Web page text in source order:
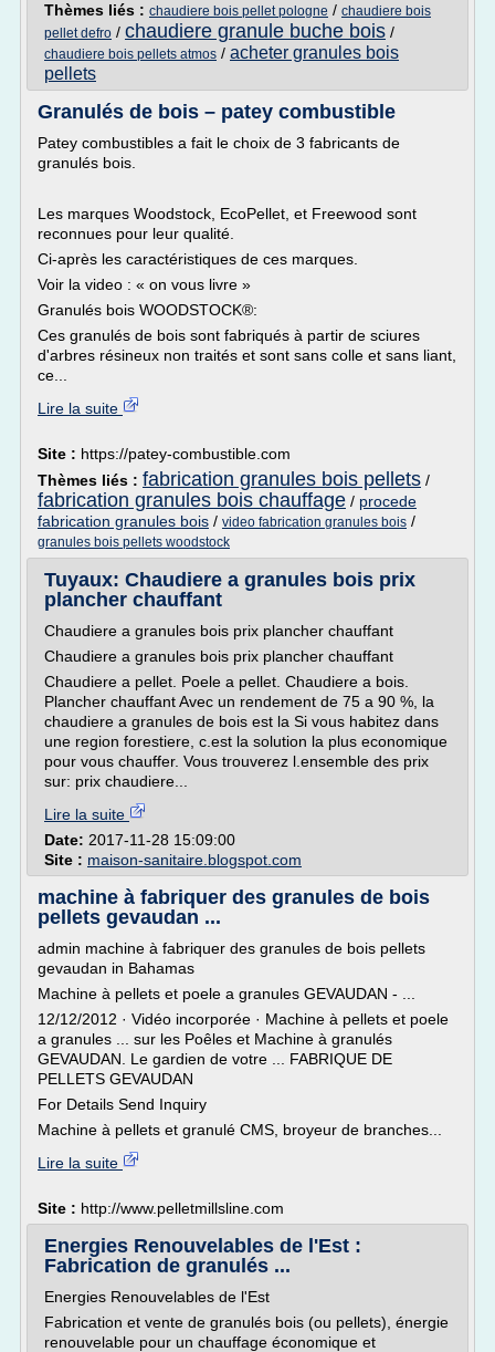
Thèmes liés : chaudiere bois pellet pologne / chaudiere bois
pellet defro / chaudiere granule buche bois /
chaudiere bois pellets atmos / acheter granules bois
pellets
Granulés de bois – patey combustible
Patey combustibles a fait le choix de 3 fabricants de
granulés bois.
Les marques Woodstock, EcoPellet, et Freewood sont
reconnues pour leur qualité.
Ci-après les caractéristiques de ces marques.
Voir la video : « on vous livre »
Granulés bois WOODSTOCK®:
Ces granulés de bois sont fabriqués à partir de sciures
d'arbres résineux non traités et sont sans colle et sans liant,
ce...
Lire la suite
Site : https://patey-combustible.com
Thèmes liés : fabrication granules bois pellets /
fabrication granules bois chauffage / procede
fabrication granules bois / video fabrication granules bois /
granules bois pellets woodstock
Tuyaux: Chaudiere a granules bois prix
plancher chauffant
Chaudiere a granules bois prix plancher chauffant
Chaudiere a granules bois prix plancher chauffant
Chaudiere a pellet. Poele a pellet. Chaudiere a bois.
Plancher chauffant Avec un rendement de 75 a 90 %, la
chaudiere a granules de bois est la Si vous habitez dans
une region forestiere, c.est la solution la plus economique
pour vous chauffer. Vous trouverez l.ensemble des prix
sur: prix chaudiere...
Lire la suite
Date: 2017-11-28 15:09:00
Site : maison-sanitaire.blogspot.com
machine à fabriquer des granules de bois
pellets gevaudan ...
admin machine à fabriquer des granules de bois pellets
gevaudan in Bahamas
Machine à pellets et poele a granules GEVAUDAN - ...
12/12/2012 · Vidéo incorporée · Machine à pellets et poele
a granules ... sur les Poêles et Machine à granulés
GEVAUDAN. Le gardien de votre ... FABRIQUE DE
PELLETS GEVAUDAN
For Details Send Inquiry
Machine à pellets et granulé CMS, broyeur de branches...
Lire la suite
Site : http://www.pelletmillsline.com
Energies Renouvelables de l'Est :
Fabrication de granulés ...
Energies Renouvelables de l'Est
Fabrication et vente de granulés bois (ou pellets), énergie
renouvelable pour un chauffage économique et